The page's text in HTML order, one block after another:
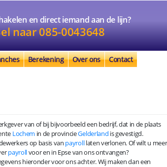
en direct iemand aan de lijn?
naar085-0043648
Berekening Over ons Contact
van of bij bijvoorbeeld een bedrijf, dat in de plaats
Lochem in de provincieGelderland is gevestigd.
op basis van payrolllaten verlonen. Of wilt u meer
payrollvoor en in Epse van ons ontvangen?
hieronder voor ons achter. Wij maken dan een